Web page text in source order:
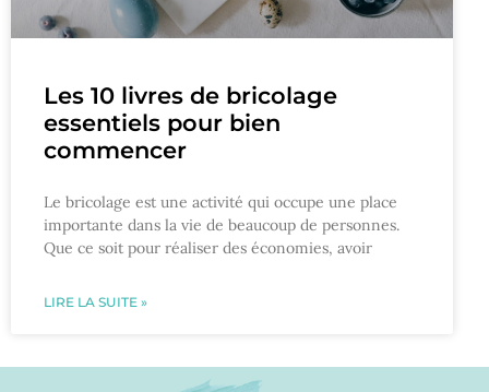
Les 10 livres de bricolage
essentiels pour bien
commencer
Le bricolage est une activité qui occupe une place
importante dans la vie de beaucoup de personnes.
Que ce soit pour réaliser des économies, avoir
LIRE LA SUITE »